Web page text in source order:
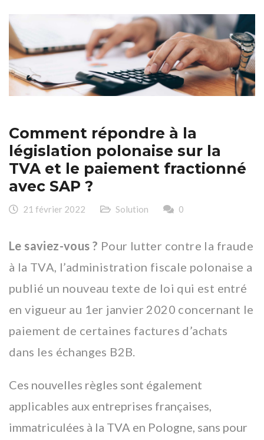
Comment répondre à la
législation polonaise sur la
TVA et le paiement fractionné
avec SAP ?
21 février 2022 Solution 0
Le saviez-vous ? Pour lutter contre la fraude
à la TVA, l’administration fiscale polonaise a
publié un nouveau texte de loi qui est entré
en vigueur au 1er janvier 2020 concernant le
paiement de certaines factures d’achats
dans les échanges B2B.
Ces nouvelles règles sont également
applicables aux entreprises françaises,
immatriculées à la TVA en Pologne, sans pour